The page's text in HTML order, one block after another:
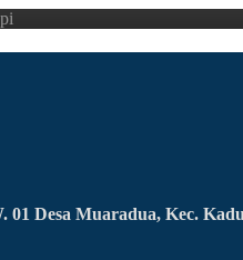
Desa Muaradua, Kec.